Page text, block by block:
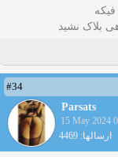
بلاک نشید
#34
Parsats
15 May 2024
ارسالها: 4469